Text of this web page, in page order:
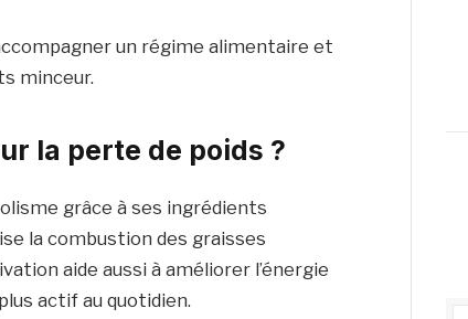
un régime alimentaire et
minceur.
la perte de poids ?
grâce à ses ingrédients
la combustion des graisses
aide aussi à améliorer l’énergie
actif au quotidien.